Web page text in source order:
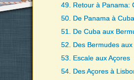
49. Retour à Panama:
50. De Panama à Cuba
51. De Cuba aux
52. Des Bermudes aux
53. Escale aux Açores
54. Des Açores à